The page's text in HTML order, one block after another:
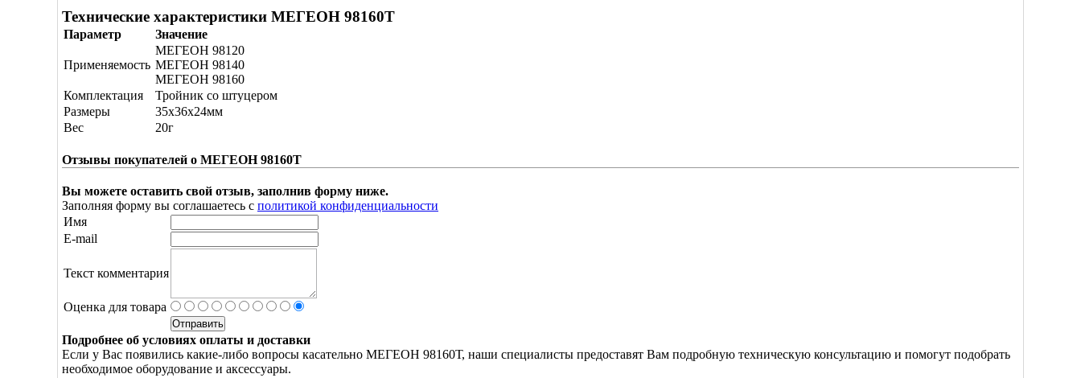
Технические характеристики МЕГЕОН 98160Т
Параметр Значение
Применяемость
МЕГЕОН 98120
МЕГЕОН 98140
МЕГЕОН 98160
Комплектация
Тройник со штуцером
Размеры
35х36х24мм
Вес
20г
Отзывы покупателей о МЕГЕОН 98160Т
Вы можете оставить свой отзыв, заполнив форму ниже.
Заполняя форму вы соглашаетесь с политикой конфиденциальности
Имя
E-mail
Текст комментария
Оценка для товара
Подробнее об условиях оплаты и доставки
Если у Вас появились какие-либо вопросы касательно МЕГЕОН 98160Т, наши специалисты предоставят Вам подробную техническую консультацию и помогут подобрать
необходимое оборудование и аксессуары.